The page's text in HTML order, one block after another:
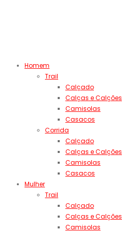
Homem
Trail
Calçado
Calças e Calções
Camisolas
Casacos
Corrida
Calçado
Calças e Calções
Camisolas
Casacos
Mulher
Trail
Calçado
Calças e Calções
Camisolas